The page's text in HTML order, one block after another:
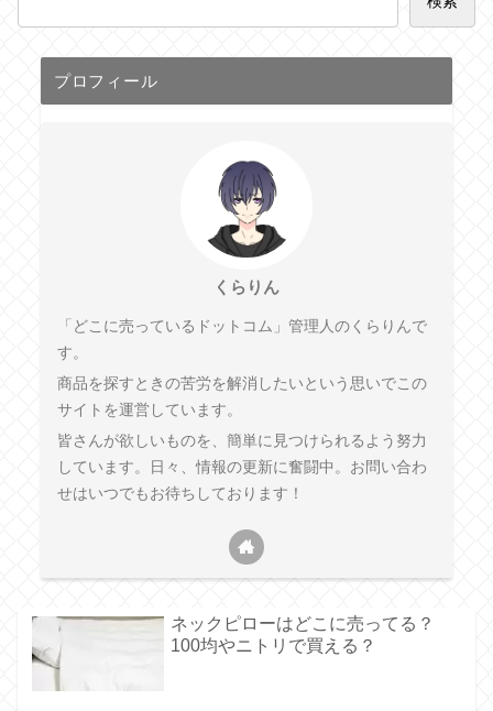
プロフィール
くらりん
「どこに売っているドットコム」管理人のくらりんで
す。
商品を探すときの苦労を解消したいという思いでこの
サイトを運営しています。
皆さんが欲しいものを、簡単に見つけられるよう努力
しています。日々、情報の更新に奮闘中。お問い合わ
せはいつでもお待ちしております！
ネックピローはどこに売ってる？
100均やニトリで買える？